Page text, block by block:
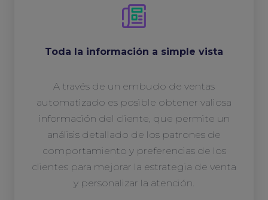
Toda la información a simple vista
A través de un embudo de ventas
automatizado es posible obtener valiosa
información del cliente, que permite un
análisis detallado de los patrones de
comportamiento y preferencias de los
clientes para mejorar la estrategia de venta
y personalizar la atención.